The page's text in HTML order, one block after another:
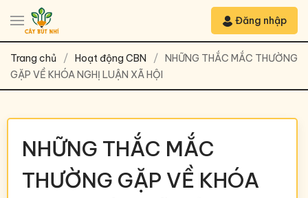
Đăng nhập
Trang chủ Hoạt động CBN
NHỮNG THẮC MẮC THƯỜNG
GẶP VỀ KHÓA NGHỊ LUẬN XÃ HỘI
NHỮNG THẮC MẮC
THƯỜNG GẶP VỀ KHÓA